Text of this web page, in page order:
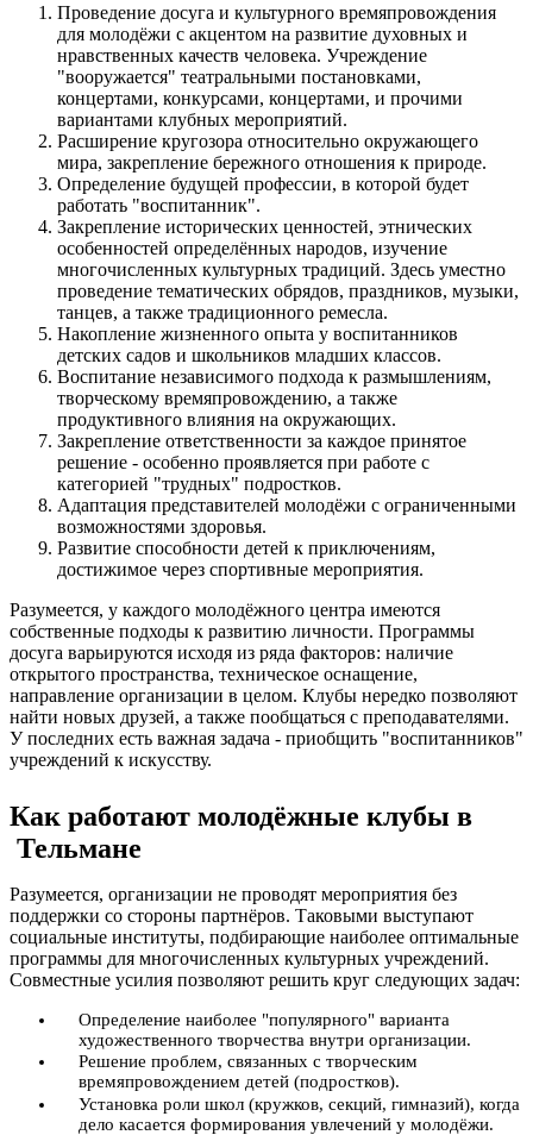
Проведение досуга и культурного времяпровождения
для молодёжи с акцентом на развитие духовных и
нравственных качеств человека. Учреждение
"вооружается" театральными постановками,
концертами, конкурсами, концертами, и прочими
вариантами клубных мероприятий.
Расширение кругозора относительно окружающего
мира, закрепление бережного отношения к природе.
Определение будущей профессии, в которой будет
работать "воспитанник".
Закрепление исторических ценностей, этнических
особенностей определённых народов, изучение
многочисленных культурных традиций. Здесь уместно
проведение тематических обрядов, праздников, музыки,
танцев, а также традиционного ремесла.
Накопление жизненного опыта у воспитанников
детских садов и школьников младших классов.
Воспитание независимого подхода к размышлениям,
творческому времяпровождению, а также
продуктивного влияния на окружающих.
Закрепление ответственности за каждое принятое
решение - особенно проявляется при работе с
категорией "трудных" подростков.
Адаптация представителей молодёжи с ограниченными
возможностями здоровья.
Развитие способности детей к приключениям,
достижимое через спортивные мероприятия.
Разумеется, у каждого молодёжного центра имеются
собственные подходы к развитию личности. Программы
досуга варьируются исходя из ряда факторов: наличие
открытого пространства, техническое оснащение,
направление организации в целом. Клубы нередко позволяют
найти новых друзей, а также пообщаться с преподавателями.
У последних есть важная задача - приобщить "воспитанников"
учреждений к искусству.
Как работают молодёжные клубы в
Тельмане
Разумеется, организации не проводят мероприятия без
поддержки со стороны партнёров. Таковыми выступают
социальные институты, подбирающие наиболее оптимальные
программы для многочисленных культурных учреждений.
Совместные усилия позволяют решить круг следующих задач:
Определение наиболее "популярного" варианта
художественного творчества внутри организации.
Решение проблем, связанных с творческим
времяпровождением детей (подростков).
Установка роли школ (кружков, секций, гимназий), когда
дело касается формирования увлечений у молодёжи.